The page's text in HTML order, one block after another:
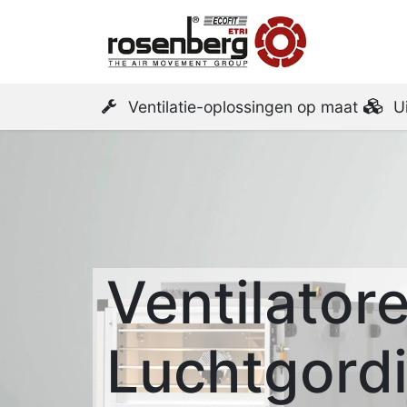
Ventilatie-oplossingen op maat